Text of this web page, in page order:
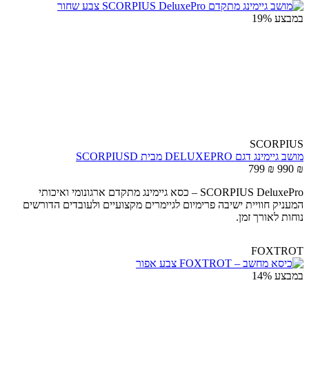
במבצע 19%
SCORPIUS
מושב גיימינג דגם DELUXEPRO מבית SCORPIUSD
990 ₪
799 ₪
SCORPIUS DeluxePro – כסא גיימינג מתקדם ארגונומי ואיכותי
המעניק חוויית ישיבה פרימיום לגיימרים מקצועיים ולעובדים הדורשים
נוחות לאורך זמן.
FOXTROT
במבצע 14%